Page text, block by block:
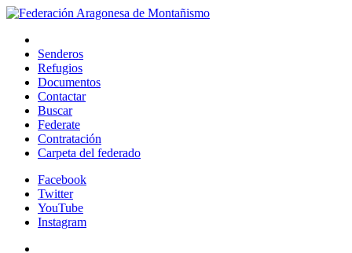
Senderos
Refugios
Documentos
Contactar
Buscar
Federate
Contratación
Carpeta del federado
Facebook
Twitter
YouTube
Instagram